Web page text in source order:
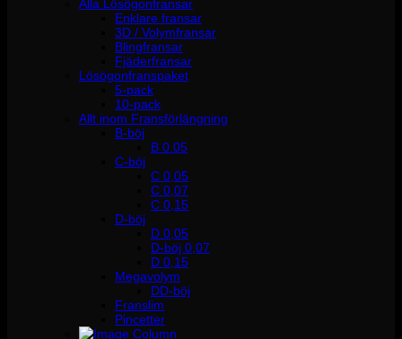
Alla Lösögonfransar
Enklare fransar
3D / Volymfransar
Blingfransar
Fjäderfransar
Lösögonfranspaket
5-pack
10-pack
Allt inom Fransförlängning
B-böj
B 0.05
C-böj
C 0,05
C 0,07
C 0,15
D-böj
D 0,05
D-böj 0,07
D 0,15
Megavolym
DD-böj
Franslim
Pincetter